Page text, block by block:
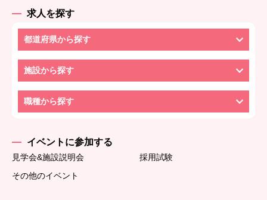
求人を探す
都道府県から探す
施設から探す
職種から探す
イベントに参加する
見学会&施設説明会
採用試験
その他のイベント